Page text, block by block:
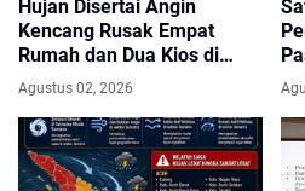
Hujan Disertai Angin
Kencang Rusak Empat
Rumah dan Dua Kios di
Sumbok Rayek
Agustus 02, 2026